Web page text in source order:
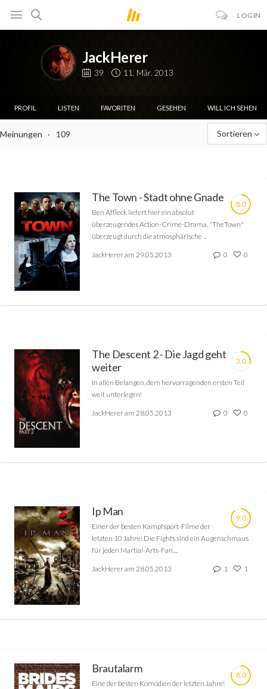
LOGIN
JackHerer
39 11. Mär. 2013
PROFIL LISTEN FAVORITEN GESEHEN WILL ICH SEHEN
Meinungen 109 Sortieren
8.0
The Town - Stadt ohne Gnade
Ben Affleck liefert hier ein absolut
überzeugendes Action-Crime-Drama. "TheTown"
überzeugt durch die atmosphärische ...
JackHerer am 29.05.2013 0 0
3.0
The Descent 2 - Die Jagd geht
weiter
In allen Belangen, dem hervorragenden ersten Teil
weit unterlegen!
JackHerer am 28.05.2013 0 0
9.0
Ip Man
Einer der besten Kampfsport-Filme der
letzten 10 Jahre! Die Fights sind ein Augenschmaus
für jeden Martial-Arts-Fan....
JackHerer am 28.05.2013 1 1
8.0
Brautalarm
Eine der besten Komödien der letzten Jahre!